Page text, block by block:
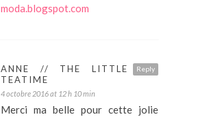
moda.blogspot.com
Reply
ANNE // THE LITTLE
TEATIME
4 octobre 2016 at 12 h 10 min
Merci ma belle pour cette jolie